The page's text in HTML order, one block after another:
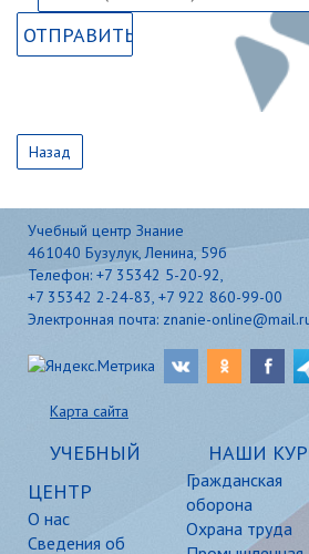
Назад
Учебный центр Знание
461040 Бузулук, Ленина, 59б
Телефон: +7 35342 5-20-92,
+7 35342 2-24-83, +7 922 860-99-00
Электронная почта: znanie-
Карта сайта
УЧЕБНЫЙ
ЦЕНТР
О нас
Сведения об
НАШИ
Гражданская
оборона
Охрана труда